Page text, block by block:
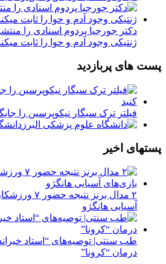
دکتر جورجیا پردوم اسنادی را
ژنتیکی وجود آدم و حوا را ثابت
پست های پربازدید
فیلتر ترک سیگار نیکوپرسین را
پستهای اخیر
۲ مدال برنز
آسیایی هانگژو
طب سنتی| توصیه‌‌های “استاد
درمان “کرونا”